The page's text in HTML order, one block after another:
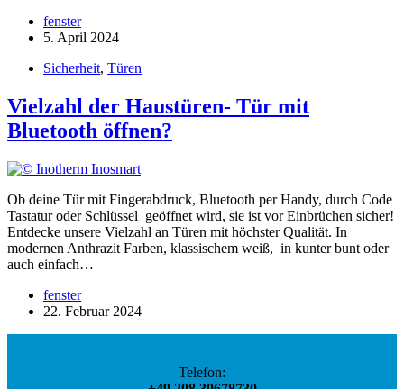
fenster
5. April 2024
Sicherheit, Türen
Vielzahl der Haustüren- Tür mit
Bluetooth öffnen?
Ob deine Tür mit Fingerabdruck, Bluetooth per Handy, durch Code
Tastatur oder Schlüssel geöffnet wird, sie ist vor Einbrüchen sicher!
Entdecke unsere Vielzahl an Türen mit höchster Qualität. In
modernen Anthrazit Farben, klassischem weiß, in kunter bunt oder
auch einfach…
fenster
22. Februar 2024
Telefon: